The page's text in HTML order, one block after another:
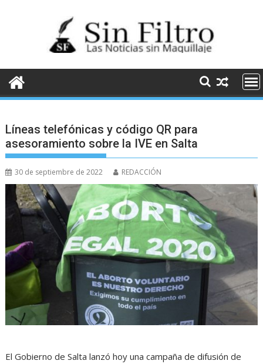
Líneas telefónicas y código QR para
asesoramiento sobre la IVE en Salta
30 de septiembre de 2022 REDACCIÓN
El Gobierno de Salta lanzó hoy una campaña de difusión de